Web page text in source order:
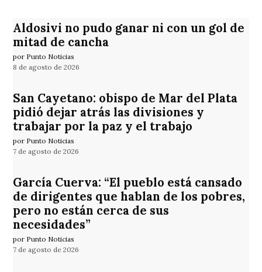
Aldosivi no pudo ganar ni con un gol de
mitad de cancha
por Punto Noticias
8 de agosto de 2026
San Cayetano: obispo de Mar del Plata
pidió dejar atrás las divisiones y
trabajar por la paz y el trabajo
por Punto Noticias
7 de agosto de 2026
García Cuerva: “El pueblo está cansado
de dirigentes que hablan de los pobres,
pero no están cerca de sus
necesidades”
por Punto Noticias
7 de agosto de 2026